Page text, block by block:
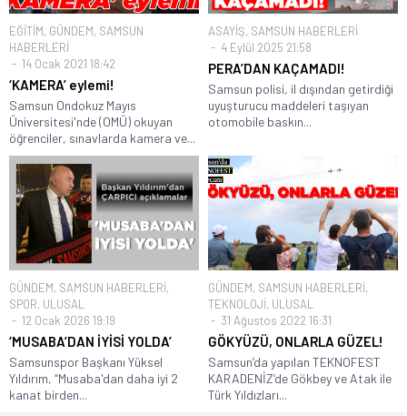
EĞİTİM, GÜNDEM, SAMSUN
HABERLERİ
14 Ocak 2021 18:42
‘KAMERA’ eylemi!
Samsun Ondokuz Mayıs
Üniversitesi'nde (OMÜ) okuyan
öğrenciler, sınavlarda kamera ve...
ASAYİŞ, SAMSUN HABERLERİ
4 Eylül 2025 21:58
PERA’DAN KAÇAMADI!
Samsun polisi, il dışından getirdiği
uyuşturucu maddeleri taşıyan
otomobile baskın...
GÜNDEM, SAMSUN HABERLERİ,
SPOR, ULUSAL
12 Ocak 2026 19:19
‘MUSABA’DAN İYİSİ YOLDA’
Samsunspor Başkanı Yüksel
Yıldırım, “Musaba'dan daha iyi 2
kanat birden...
GÜNDEM, SAMSUN HABERLERİ,
TEKNOLOJİ, ULUSAL
31 Ağustos 2022 16:31
GÖKYÜZÜ, ONLARLA GÜZEL!
Samsun’da yapılan TEKNOFEST
KARADENİZ’de Gökbey ve Atak ile
Türk Yıldızları...